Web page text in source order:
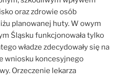
oraz zdrowie osób
planowanej huty. W owym
Śląsku funkcjonowała tylko
władze zdecydowały się na
wniosku koncesyjnego
Orzeczenie lekarza